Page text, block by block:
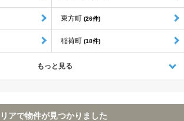
東方町 (26件)
稲荷町 (18件)
もっと見る
アで物件が見つかりました